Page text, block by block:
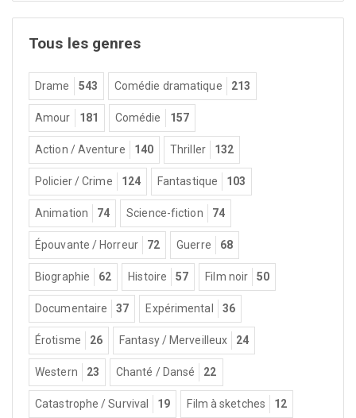
Tous les genres
Drame 543 Comédie dramatique 213
Amour 181 Comédie 157
Action / Aventure 140 Thriller 132
Policier / Crime 124 Fantastique 103
Animation 74 Science-fiction 74
Épouvante / Horreur 72 Guerre 68
Biographie 62 Histoire 57 Film noir 50
Documentaire 37 Expérimental 36
Érotisme 26 Fantasy / Merveilleux 24
Western 23 Chanté / Dansé 22
Catastrophe / Survival 19 Film à sketches 12